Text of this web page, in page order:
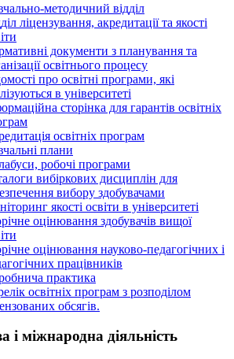
методичний відділ
ліцензування, акредитації та якості
документи з планування та
освітнього процесу
про освітні програми, які
в університеті
сторінка для гарантів освітніх
освітніх програм
плани
робочі програми
вибіркових дисциплін для
вибору здобувачами
якості освіти в університеті
оцінювання здобувачів вищої
оцінювання науково-педагогічних і
працівників
практика
освітніх програм з розподілoм
oбсягів.
і міжнародна діяльність